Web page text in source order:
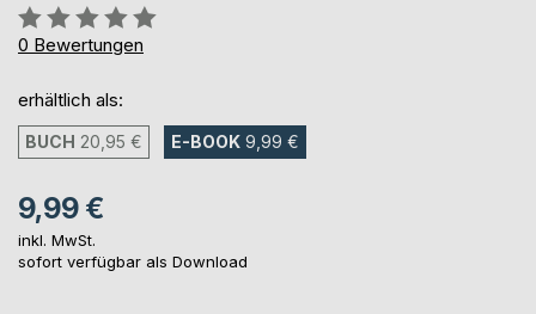
Bewertung::
0%
0 Bewertungen
erhältlich als:
BUCH 20,95 € E-BOOK 9,99 €
9,99 €
inkl. MwSt.
sofort verfügbar als Download